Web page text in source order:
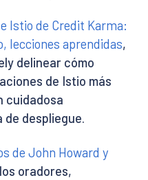
Istio de Credit Karma:
lecciones aprendidas,
delinear cómo
de Istio más
cuidadosa
despliegue.
de John Howard y
oradores,